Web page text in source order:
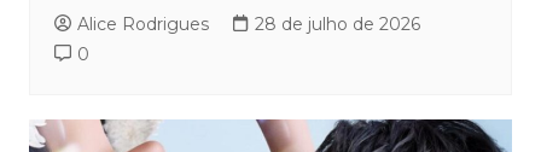
Alice Rodrigues
28 de julho de 2026
0